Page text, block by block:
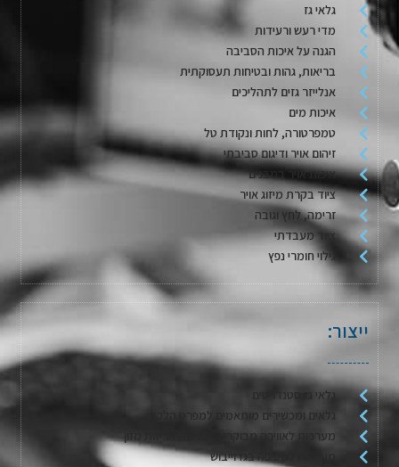
גלאי גז
מדי רעש ורעידות
הגנה על איכות הסביבה
בריאות, גהות ובטיחות תעסוקתית
אנלייזר גזים לתהליכים
איכות מים
טמפרטורה, לחות ונקודת טל
זיהום אויר ודיגום סביבתי
איכות אויר במבנים
ציוד בקרת מיזוג אויר
זרימה, לחץ וגובה
ציוד מעבדתי
גילוי חומרי נפץ
ייצור:
גלאי גז סטנדרטים
גלאים ומכשירים מותאמים למפרט הלקוח
מערכות לאווירה מבוקרת / דגימת אריזות מזון
מערכות לשטיפה בגז וייבוש